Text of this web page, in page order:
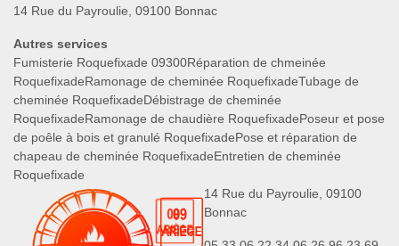
14 Rue du Payroulie, 09100 Bonnac
Autres services
Fumisterie Roquefixade 09300Réparation de chmeinée
RoquefixadeRamonage de cheminée RoquefixadeTubage de
cheminée RoquefixadeDébistrage de cheminée
RoquefixadeRamonage de chaudière RoquefixadePoseur et pose
de poêle à bois et granulé RoquefixadePose et réparation de
chapeau de cheminée RoquefixadeEntretien de cheminée
Roquefixade
14 Rue du Payroulie, 09100
Bonnac